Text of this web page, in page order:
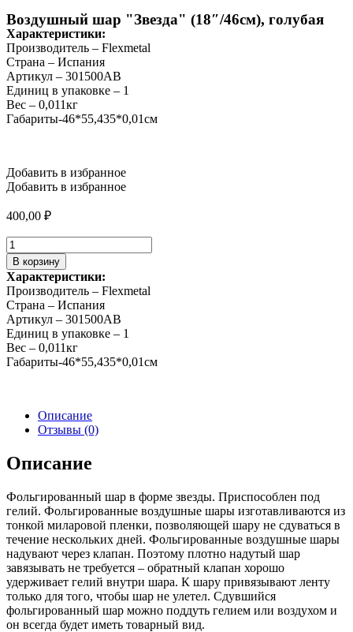
Воздушный шар "Звезда" (18″/46см), голубая
Характеристики:
Производитель – Flexmetal
Страна – Испания
Артикул – 301500АВ
Единиц в упаковке – 1
Вес – 0,011кг
Габариты-46*55,435*0,01см
Добавить в избранное
Добавить в избранное
400,00 ₽
Количество
товара
Воздушный
шар
"Звезда"
(18″/46см),
голубая
В корзину
Характеристики:
Производитель – Flexmetal
Страна – Испания
Артикул – 301500АВ
Единиц в упаковке – 1
Вес – 0,011кг
Габариты-46*55,435*0,01см
Описание
Отзывы (0)
Описание
Фольгированный шар в форме звезды. Приспособлен под
гелий. Фольгированные воздушные шары изготавливаются из
тонкой миларовой пленки, позволяющей шару не сдуваться в
течение нескольких дней. Фольгированные воздушные шары
надувают через клапан. Поэтому плотно надутый шар
завязывать не требуется – обратный клапан хорошо
удерживает гелий внутри шара. К шару привязывают ленту
только для того, чтобы шар не улетел. Сдувшийся
фольгированный шар можно поддуть гелием или воздухом и
он всегда будет иметь товарный вид.